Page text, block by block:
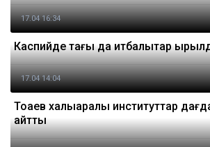
17.04 16:34
Каспийде тағы да итбалықтар
17.04 14:04
Тоқаев халықаралық институттар
айтты